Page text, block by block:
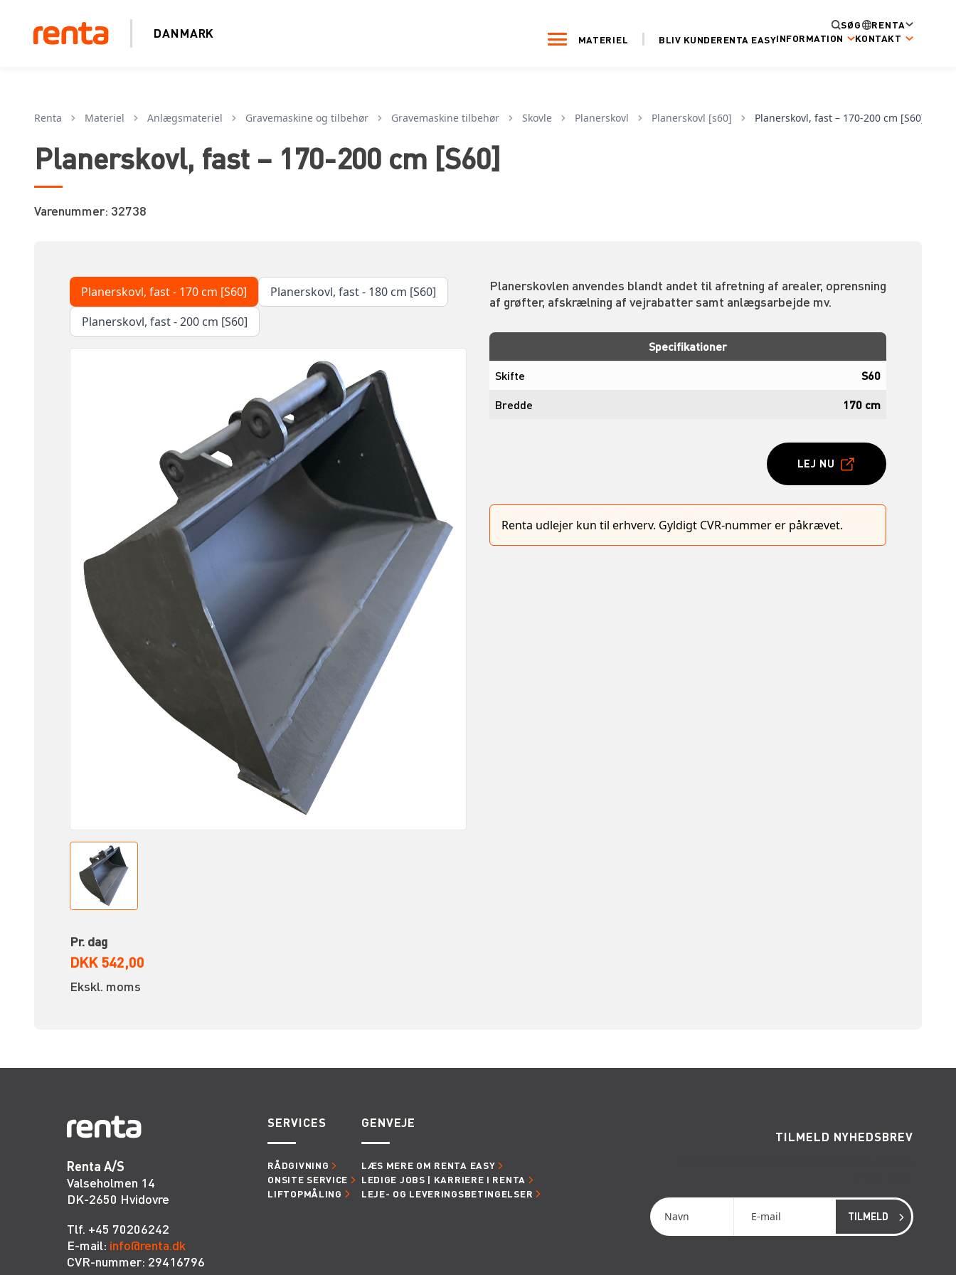
DANMARK
SØG
RENTA
MATERIEL
BLIV KUNDERENTA EASYINFORMATION KONTAKT
Renta Materiel anlægsmateriel gravemaskine og tilbehør gravemaskine tilbehør skovle planerskovl planerskovl [s60] Planerskovl, fast – 170-200 cm [S60]
Planerskovl, fast – 170-200 cm [S60]
Varenummer: 32738
Planerskovl, fast - 170 cm [S60]
Planerskovl, fast - 180 cm [S60]
Planerskovl, fast - 200 cm [S60]
Pr. dag
DKK 542,00
Ekskl. moms
Planerskovlen anvendes blandt andet til afretning af arealer, oprensning
af grøfter, afskrælning af vejrabatter samt anlægsarbejde mv.
Specifikationer
Skifte
S60
Bredde
170 cm
LEJ NU
Renta udlejer kun til erhverv. Gyldigt CVR-nummer er påkrævet.
Renta A/S
Valseholmen 14
DK-2650 Hvidovre
Tlf. +45 70206242
E-mail: info@renta.dk
CVR-nummer: 29416796
SERVICES
RÅDGIVNING
ONSITE SERVICE
LIFTOPMÅLING
GENVEJE
LÆS MERE OM RENTA EASY
LEDIGE JOBS | KARRIERE I RENTA
LEJE- OG LEVERINGSBETINGELSER
TILMELD NYHEDSBREV